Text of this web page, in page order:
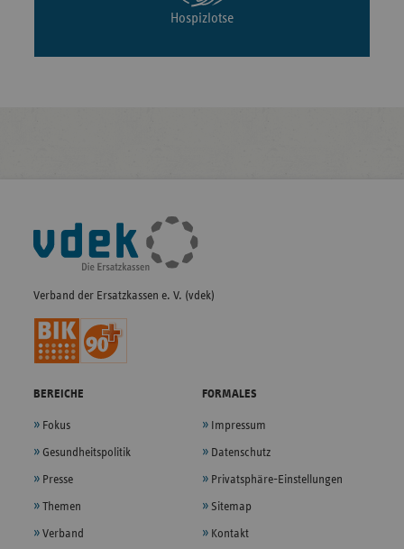
Hospizlotse
Fußleisten-
Navigation
Verband der Ersatzkassen e. V. (vdek)
BEREICHE
Fokus
Gesundheitspolitik
Presse
Themen
Verband
FORMALES
Impressum
Datenschutz
Privatsphäre-Einstellungen
Sitemap
Kontakt